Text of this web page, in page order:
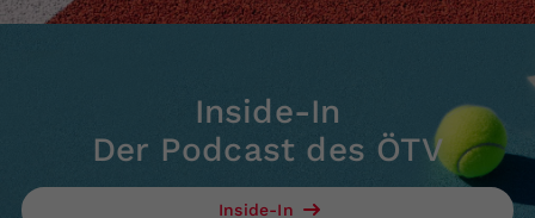
Inside-In
Der Podcast des ÖTV
Inside-In